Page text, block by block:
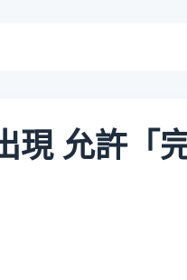
現 允許「